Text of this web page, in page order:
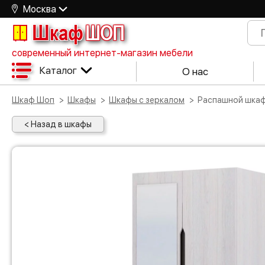
Москва
ШкафШОП
современный интернет-магазин мебели
Каталог О нас
Шкаф Шоп Шкафы Шкафы с зеркалом Распашной
< Назад в шкафы